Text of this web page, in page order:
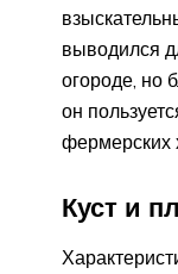
выводился
огороде, но
он
фермерских
Куст и